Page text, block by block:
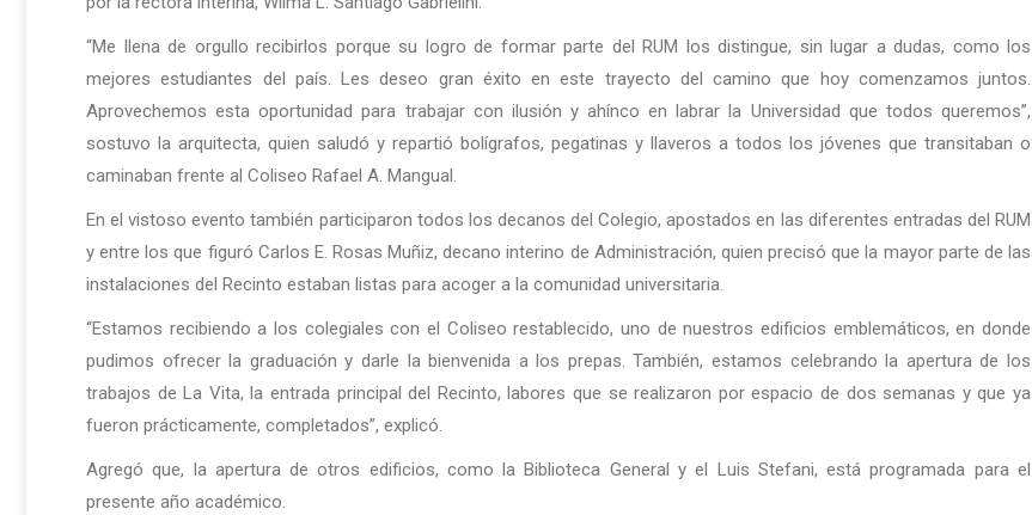
“Me llena de orgullo recibirlos porque su logro de formar parte del RUM los distingue, sin lugar a dudas, como los
mejores estudiantes del país. Les deseo gran éxito en este trayecto del camino que hoy comenzamos juntos.
Aprovechemos esta oportunidad para trabajar con ilusión y ahínco en labrar la Universidad que todos queremos”,
sostuvo la arquitecta, quien saludó y repartió bolígrafos, pegatinas y llaveros a todos los jóvenes que transitaban o
caminaban frente al Coliseo Rafael A. Mangual.
En el vistoso evento también participaron todos los decanos del Colegio, apostados en las diferentes entradas del RUM
y entre los que figuró Carlos E. Rosas Muñiz, decano interino de Administración, quien precisó que la mayor parte de las
instalaciones del Recinto estaban listas para acoger a la comunidad universitaria.
“Estamos recibiendo a los colegiales con el Coliseo restablecido, uno de nuestros edificios emblemáticos, en donde
pudimos ofrecer la graduación y darle la bienvenida a los prepas. También, estamos celebrando la apertura de los
trabajos de La Vita, la entrada principal del Recinto, labores que se realizaron por espacio de dos semanas y que ya
fueron prácticamente, completados”, explicó.
Agregó que, la apertura de otros edificios, como la Biblioteca General y el Luis Stefani, está programada para el
presente año académico.